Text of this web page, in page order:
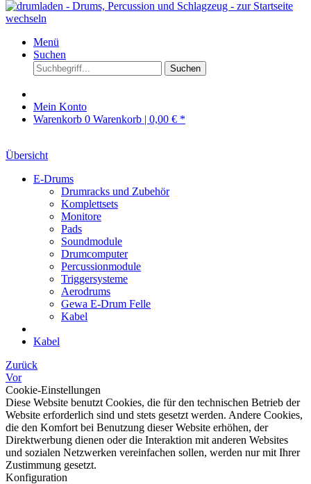
Menü
Suchen
Suchen
Mein Konto
Warenkorb 0 Warenkorb | 0,00 € *
Übersicht
E-Drums
Drumracks und Zubehör
Komplettsets
Monitore
Pads
Soundmodule
Drumcomputer
Percussionmodule
Triggersysteme
Aerodrums
Gewa E-Drum Felle
Kabel
Kabel
Zurück
Vor
Cookie-Einstellungen
Diese Website benutzt Cookies, die für den technischen Betrieb der
Website erforderlich sind und stets gesetzt werden. Andere Cookies,
die den Komfort bei Benutzung dieser Website erhöhen, der
Direktwerbung dienen oder die Interaktion mit anderen Websites
und sozialen Netzwerken vereinfachen sollen, werden nur mit Ihrer
Zustimmung gesetzt.
Konfiguration